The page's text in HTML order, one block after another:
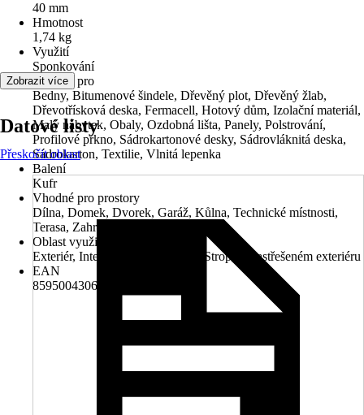
40 mm
Hmotnost
1,74 kg
Využití
Sponkování
Vhodné pro
Bedny, Bitumenové šindele, Dřevěný plot, Dřevěný žlab,
Dřevotřísková deska, Fermacell, Hotový dům, Izolační materiál,
Malý nábytek, Obaly, Ozdobná lišta, Panely, Polstrování,
Profilové prkno, Sádrokartonové desky, Sádrovláknitá deska,
Sádrokarton, Textilie, Vlnitá lepenka
Balení
Kufr
Vhodné pro prostory
Dílna, Domek, Dvorek, Garáž, Kůlna, Technické místnosti,
Terasa, Zahrada, Zahradní domky
Oblast využití
Exteriér, Interiér, Podlaha, Stěna, Strop, V zastřešeném exteriéru
EAN
8595004306255
Zobrazit více
Datové listy
Přeskočit oblast